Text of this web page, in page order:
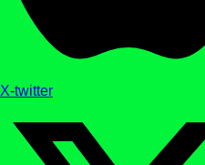
X-twitter